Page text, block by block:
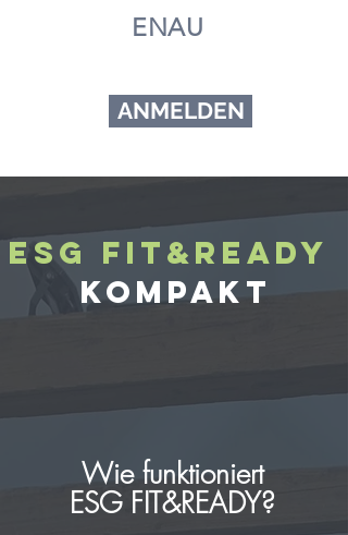
ENAU
ANMELDEN
ESG Fit&Ready
KOMPAKT
Wie funktioniert
ESG FIT&READY?